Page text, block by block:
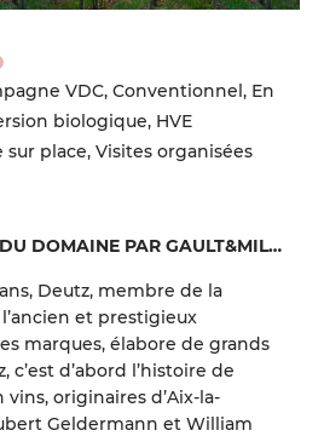
VDC, Conventionnel, En
biologique, HVE
sur place, Visites organisées
PRÉSENTATION DU DOMAINE PAR GAULT&MILLAU
Deutz, membre de la
et prestigieux
marques, élabore de grands
c’est d’abord l’histoire de
originaires d’Aix-la-
Geldermann et William